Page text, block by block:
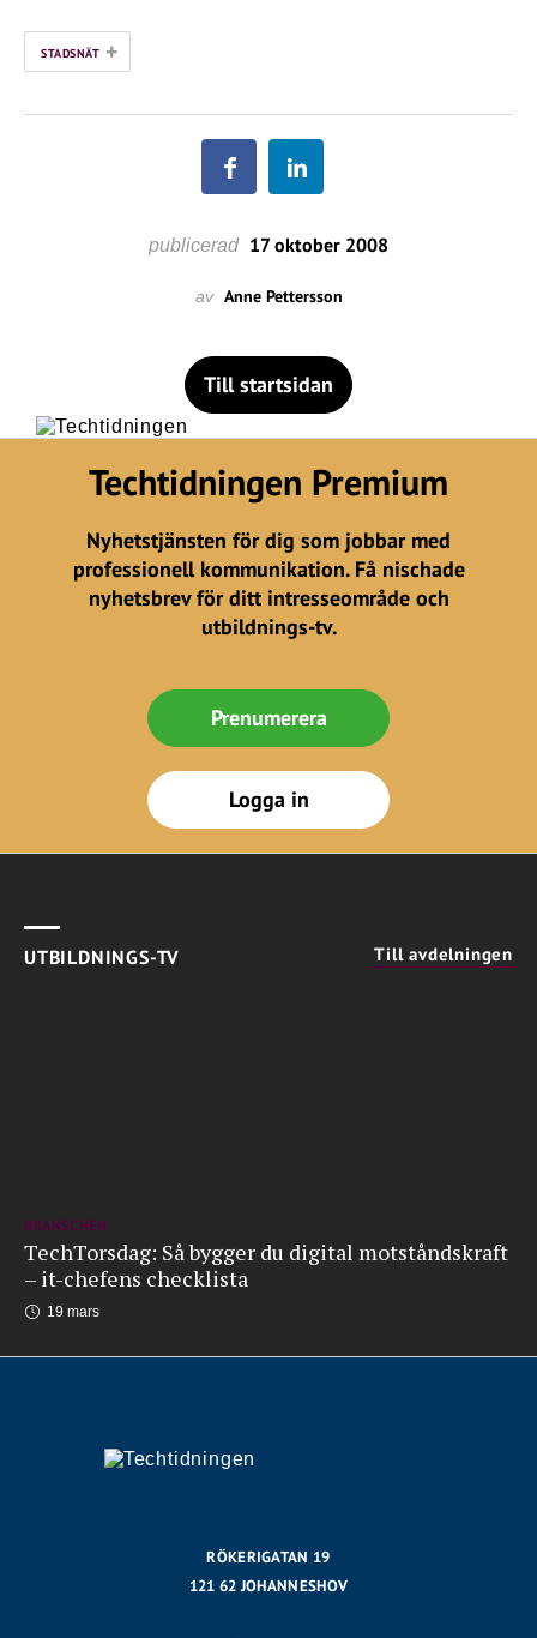
STADSNÄT +
publicerad 17 oktober 2008
av Anne Pettersson
Till startsidan
Techtidningen Premium
Nyhetstjänsten för dig som jobbar med
professionell kommunikation. Få nischade
nyhetsbrev för ditt intresseområde och
utbildnings-tv.
Prenumerera
Logga in
UTBILDNINGS-TV Till avdelningen
BRANSCHEN
TechTorsdag: Så bygger du digital motståndskraft
– it-chefens checklista
19 mars
RÖKERIGATAN 19
121 62 JOHANNESHOV